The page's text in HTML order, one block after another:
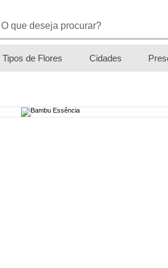
Tipos de Flores Cidades